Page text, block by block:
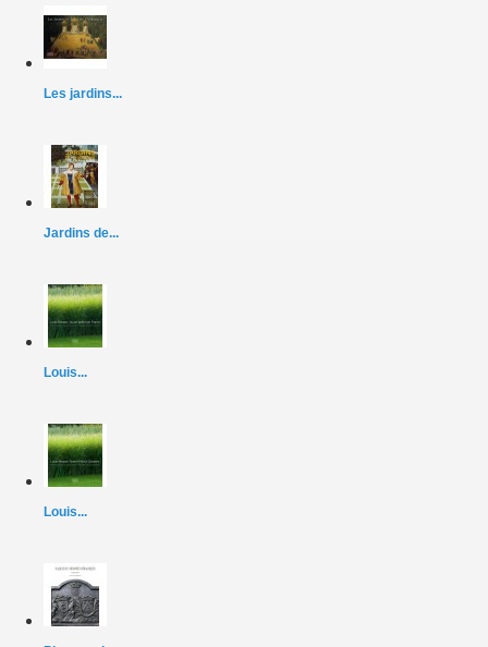
Les jardins...
Jardins de...
Louis...
Louis...